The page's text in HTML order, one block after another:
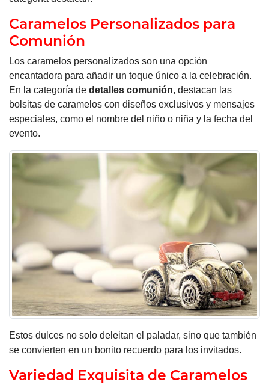
Caramelos Personalizados para
Comunión
Los caramelos personalizados son una opción
encantadora para añadir un toque único a la celebración.
En la categoría de detalles comunión, destacan las
bolsitas de caramelos con diseños exclusivos y mensajes
especiales, como el nombre del niño o niña y la fecha del
evento.
Estos dulces no solo deleitan el paladar, sino que también
se convierten en un bonito recuerdo para los invitados.
Variedad Exquisita de Caramelos